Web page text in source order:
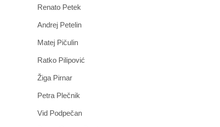
Renato Petek
Andrej Petelin
Matej Pičulin
Ratko Pilipović
Žiga Pirnar
Petra Plečnik
Vid Podpečan